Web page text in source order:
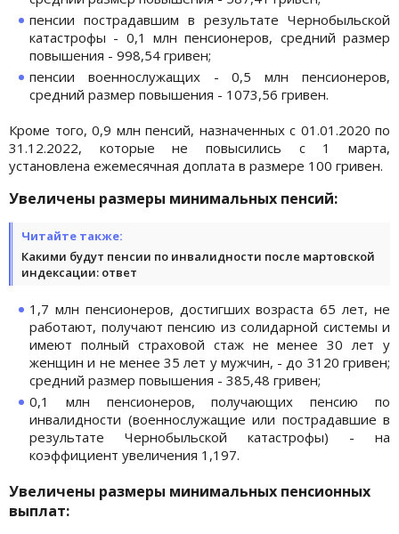
пенсии пострадавшим в результате Чернобыльской
катастрофы - 0,1 млн пенсионеров, средний размер
повышения - 998,54 гривен;
пенсии военнослужащих - 0,5 млн пенсионеров,
средний размер повышения - 1073,56 гривен.
Кроме того, 0,9 млн пенсий, назначенных с 01.01.2020 по
31.12.2022, которые не повысились с 1 марта,
установлена ежемесячная доплата в размере 100 гривен.
Увеличены размеры минимальных пенсий:
Читайте также:
Какими будут пенсии по инвалидности после мартовской
индексации: ответ
1,7 млн пенсионеров, достигших возраста 65 лет, не
работают, получают пенсию из солидарной системы и
имеют полный страховой стаж не менее 30 лет у
женщин и не менее 35 лет у мужчин, - до 3120 гривен;
средний размер повышения - 385,48 гривен;
0,1 млн пенсионеров, получающих пенсию по
инвалидности (военнослужащие или пострадавшие в
результате Чернобыльской катастрофы) - на
коэффициент увеличения 1,197.
Увеличены размеры минимальных пенсионных
выплат: